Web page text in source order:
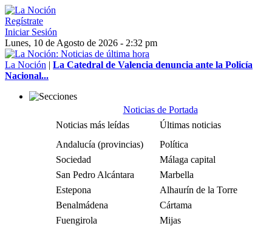
Regístrate
Iniciar Sesión
Lunes, 10 de Agosto de 2026 - 2:32 pm
La Noción | La Catedral de Valencia denuncia ante la Policía
Nacional...
Noticias de Portada
Noticias más leídas
Últimas noticias
Andalucía (provincias)
Política
Sociedad
Málaga capital
San Pedro Alcántara
Marbella
Estepona
Alhaurín de la Torre
Benalmádena
Cártama
Fuengirola
Mijas